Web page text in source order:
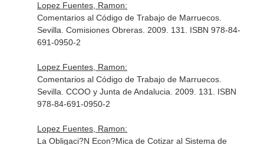
Lopez Fuentes, Ramon:
Comentarios al Código de Trabajo de Marruecos.
Sevilla. Comisiones Obreras. 2009. 131. ISBN 978-84-
691-0950-2
Lopez Fuentes, Ramon:
Comentarios al Código de Trabajo de Marruecos.
Sevilla. CCOO y Junta de Andalucia. 2009. 131. ISBN
978-84-691-0950-2
Lopez Fuentes, Ramon:
La Obligaci?N Econ?Mica de Cotizar al Sistema de